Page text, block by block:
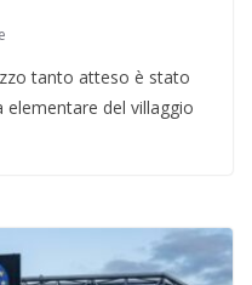
tanto atteso è stato
elementare del villaggio